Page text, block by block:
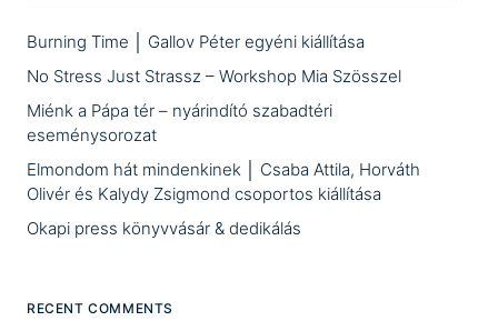
Burning Time │ Gallov Péter egyéni kiállítása
No Stress Just Strassz – Workshop Mia Szösszel
Miénk a Pápa tér – nyárindító szabadtéri
eseménysorozat
Elmondom hát mindenkinek │ Csaba Attila, Horváth
Olivér és Kalydy Zsigmond csoportos kiállítása
Okapi press könyvvásár & dedikálás
RECENT COMMENTS